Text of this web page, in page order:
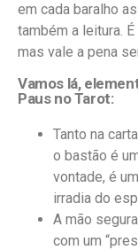
em cada baralho
também a leitura.
mas vale a pena
Vamos lá,
Paus no Tarot:
Tanto na
o bastão é
vontade, é
irradia do
A mão
com um